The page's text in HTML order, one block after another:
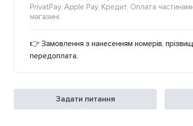
PrivatPay, Apple Pay, Кредит, Оплата
магазині.
👉 Замовлення з нанесенням номерів,
передоплата.
Задати питання